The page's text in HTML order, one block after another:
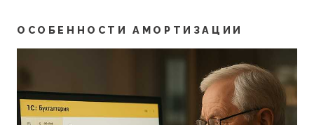
ОСОБЕННОСТИ АМОРТИЗАЦИИ